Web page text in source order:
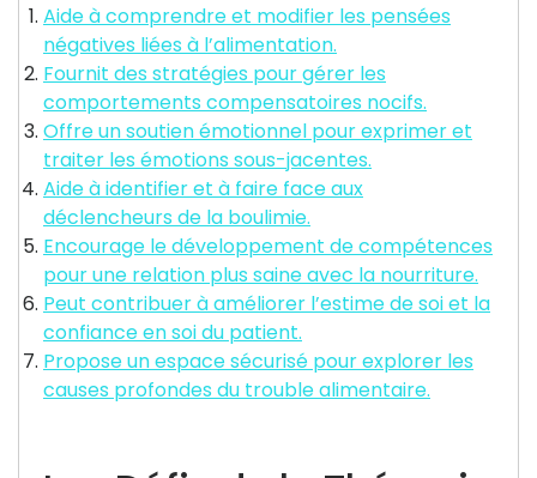
Aide à comprendre et modifier les pensées
négatives liées à l’alimentation.
Fournit des stratégies pour gérer les
comportements compensatoires nocifs.
Offre un soutien émotionnel pour exprimer et
traiter les émotions sous-jacentes.
Aide à identifier et à faire face aux
déclencheurs de la boulimie.
Encourage le développement de compétences
pour une relation plus saine avec la nourriture.
Peut contribuer à améliorer l’estime de soi et la
confiance en soi du patient.
Propose un espace sécurisé pour explorer les
causes profondes du trouble alimentaire.